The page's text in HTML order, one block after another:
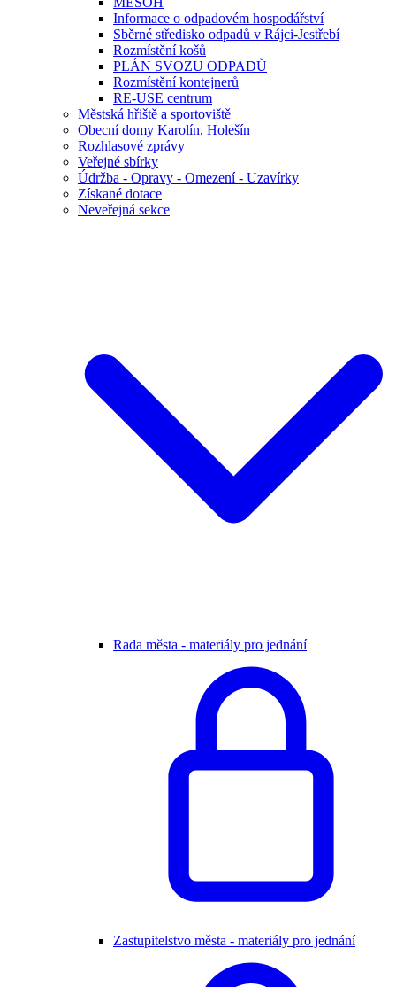
Informace o odpadovém hospodářství
Sběrné středisko odpadů v Rájci-Jestřebí
Rozmístění košů
PLÁN SVOZU ODPADŮ
Rozmístění kontejnerů
RE-USE centrum
Městská hřiště a sportoviště
Obecní domy Karolín, Holešín
Rozhlasové zprávy
Veřejné sbírky
Údržba - Opravy - Omezení - Uzavírky
Získané dotace
Neveřejná sekce
Rada města - materiály pro jednání
Zastupitelstvo města - materiály pro jednání